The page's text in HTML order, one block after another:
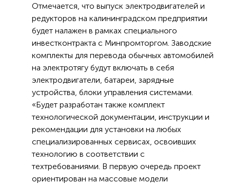
Отмечается, что выпуск электродвигателей и
редукторов на калининградском предприятии
будет налажен в рамках специального
инвестконтракта с Минпромторгом. Заводские
комплекты для перевода обычных автомобилей
на электротягу будут включать в себя
электродвигатели, батареи, зарядные
устройства, блоки управления системами.
«Будет разработан также комплект
технологической документации, инструкции и
рекомендации для установки на любых
специализированных сервисах, освоивших
технологию в соответствии с
техтребованиями. В первую очередь проект
ориентирован на массовые модели